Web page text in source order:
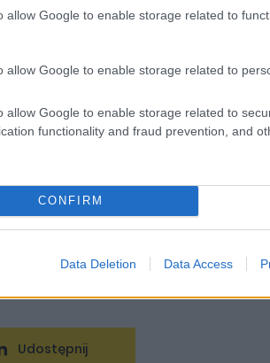
allow Google to enable storage related to
allow Google to enable storage related to
allow Google to enable storage related to
functionality and fraud prevention, and
CONFIRM
Data Deletion Data Access
egzemplarza.
których nikt nie lubi i pasjonat kina klasy
i dłubaniu w elektronice. W
za codzienne newsy, porady i
Udostępnij